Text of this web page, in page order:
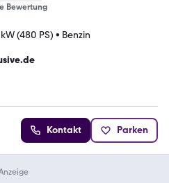
Bewertung
(480 PS) • Benzin
Kontakt Parken